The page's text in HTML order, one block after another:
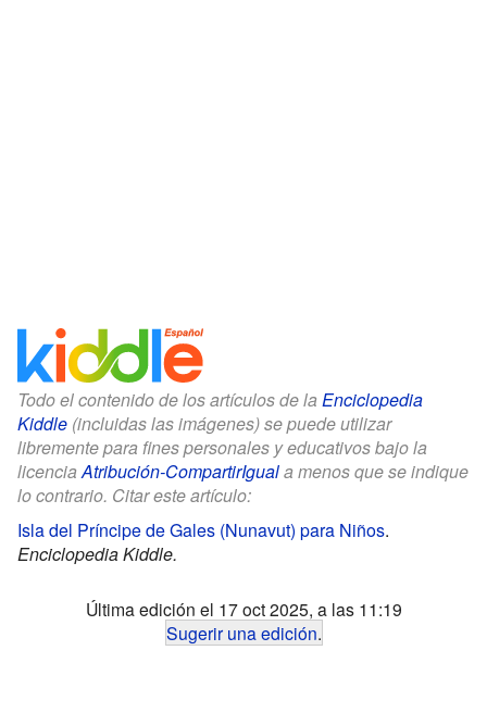
Todo el contenido de los artículos de la Enciclopedia
Kiddle (incluidas las imágenes) se puede utilizar
libremente para fines personales y educativos bajo la
licenciaAtribución-CompartirIguala menos que se indique
lo contrario. Citar este artículo:
Isla del Príncipe de Gales (Nunavut) para Niños.
Enciclopedia Kiddle.
Última edición el 17 oct 2025, a las 11:19
Sugerir una edición.